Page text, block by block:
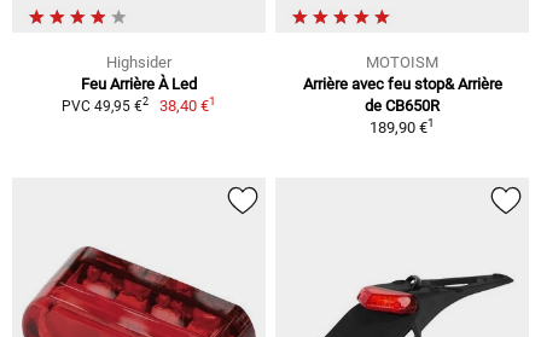
Highsider
Feu Arrière À Led
PVC 49,95 €2 38,40 €1
MOTOISM
Arrière avec feu stop& Arrière
de CB650R
189,90 €1